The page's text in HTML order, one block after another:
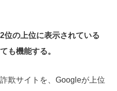
の上位に表示されている
も機能する。
欺サイトを、Googleが上位